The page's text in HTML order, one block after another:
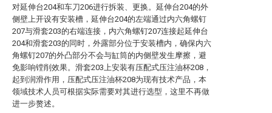
对延伸台204和车刀206进行拆装、更换。延伸台204的外
侧壁上开设有安装槽，延伸台204的左端通过内六角螺钉
207与滑套203的右端连接，内六角螺钉207连接起延伸台
204和滑套203的同时，外露部分位于安装槽内，确保内六
角螺钉207的外凸部分不会与缸筒的内侧壁发生摩擦，避
免影响镗削效果。滑套203上安装有压配式压注油杯208，
起到润滑作用，压配式压注油杯208为现有技术产品，本
领域技术人员可根据实际需要对其进行选型，这里不再做
进一步赘述。